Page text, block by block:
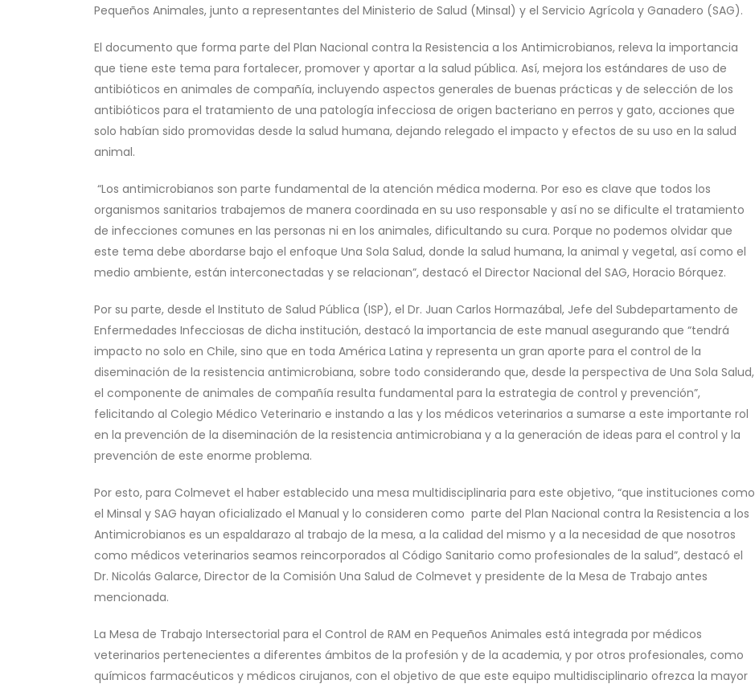
Pequeños Animales, junto a representantes del Ministerio de Salud (Minsal) y el Servicio Agrícola y Ganadero (SAG).
El documento que forma parte del Plan Nacional contra la Resistencia a los Antimicrobianos, releva la importancia
que tiene este tema para fortalecer, promover y aportar a la salud pública. Así, mejora los estándares de uso de
antibióticos en animales de compañía, incluyendo aspectos generales de buenas prácticas y de selección de los
antibióticos para el tratamiento de una patología infecciosa de origen bacteriano en perros y gato, acciones que
solo habían sido promovidas desde la salud humana, dejando relegado el impacto y efectos de su uso en la salud
animal.
“Los antimicrobianos son parte fundamental de la atención médica moderna. Por eso es clave que todos los
organismos sanitarios trabajemos de manera coordinada en su uso responsable y así no se dificulte el tratamiento
de infecciones comunes en las personas ni en los animales, dificultando su cura. Porque no podemos olvidar que
este tema debe abordarse bajo el enfoque Una Sola Salud, donde la salud humana, la animal y vegetal, así como el
medio ambiente, están interconectadas y se relacionan”, destacó el Director Nacional del SAG, Horacio Bórquez.
Por su parte, desde el Instituto de Salud Pública (ISP), el Dr. Juan Carlos Hormazábal, Jefe del Subdepartamento de
Enfermedades Infecciosas de dicha institución, destacó la importancia de este manual asegurando que “tendrá
impacto no solo en Chile, sino que en toda América Latina y representa un gran aporte para el control de la
diseminación de la resistencia antimicrobiana, sobre todo considerando que, desde la perspectiva de Una Sola Salud,
el componente de animales de compañía resulta fundamental para la estrategia de control y prevención”,
felicitando al Colegio Médico Veterinario e instando a las y los médicos veterinarios a sumarse a este importante rol
en la prevención de la diseminación de la resistencia antimicrobiana y a la generación de ideas para el control y la
prevención de este enorme problema.
Por esto, para Colmevet el haber establecido una mesa multidisciplinaria para este objetivo, “que instituciones como
el Minsal y SAG hayan oficializado el Manual y lo consideren como parte del Plan Nacional contra la Resistencia a los
Antimicrobianos es un espaldarazo al trabajo de la mesa, a la calidad del mismo y a la necesidad de que nosotros
como médicos veterinarios seamos reincorporados al Código Sanitario como profesionales de la salud”, destacó el
Dr. Nicolás Galarce, Director de la Comisión Una Salud de Colmevet y presidente de la Mesa de Trabajo antes
mencionada.
La Mesa de Trabajo Intersectorial para el Control de RAM en Pequeños Animales está integrada por médicos
veterinarios pertenecientes a diferentes ámbitos de la profesión y de la academia, y por otros profesionales, como
químicos farmacéuticos y médicos cirujanos, con el objetivo de que este equipo multidisciplinario ofrezca la mayor